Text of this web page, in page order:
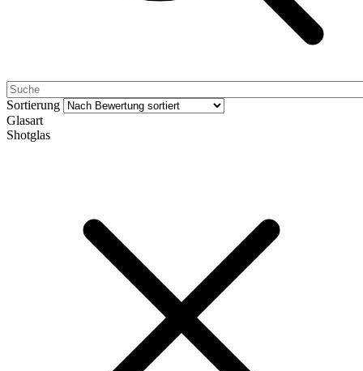
Sortierung
Glasart
Shotglas